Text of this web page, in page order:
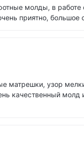
молды, в работе
приятно, большое
матрешки, узор
качественный молд